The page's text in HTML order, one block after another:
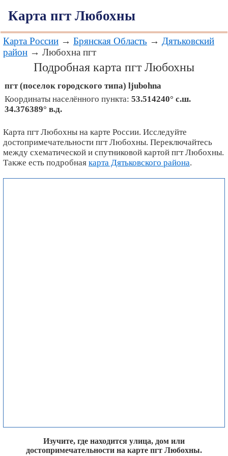
Карта пгт Любохны
Карта России → Брянская Область → Дятьковский
район → Любохна пгт
Подробная карта пгт Любохны
пгт (поселок городского типа) ljubohna
Координаты населённого пункта: 53.514240° с.ш.
34.376389° в.д.
Карта пгт Любохны на карте России. Исследуйте
достопримечательности пгт Любохны. Переключайтесь
между схематической и спутниковой картой пгт Любохны.
Также есть подробная карта Дятьковского района.
Изучите, где находится улица, дом или
достопримечательности на карте пгт Любохны.